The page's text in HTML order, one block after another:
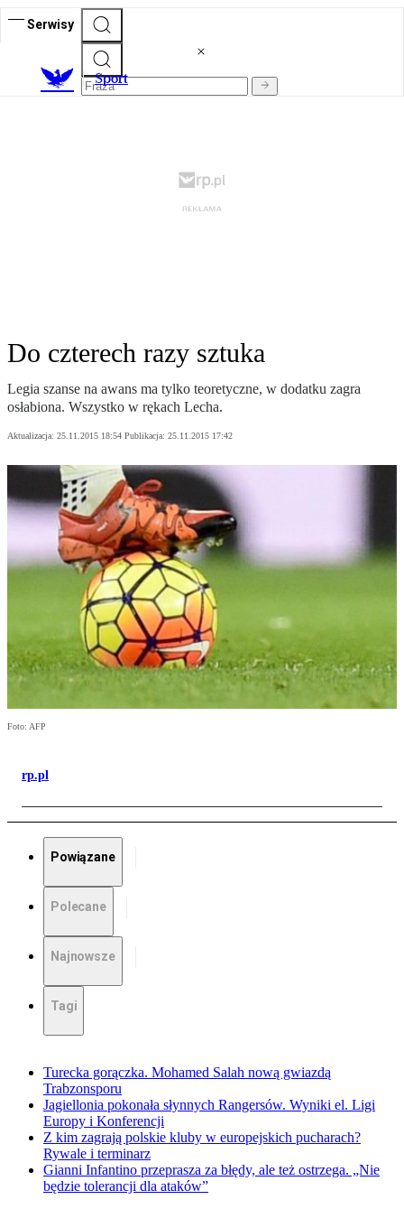
Serwisy
Sport
Do czterech razy sztuka
Legia szanse na awans ma tylko teoretyczne, w dodatku zagra
osłabiona. Wszystko w rękach Lecha.
Aktualizacja: 25.11.2015 18:54 Publikacja: 25.11.2015 17:42
Foto: AFP
rp.pl
Powiązane
Polecane
Najnowsze
Tagi
Turecka gorączka. Mohamed Salah nową gwiazdą
Trabzonsporu
Jagiellonia pokonała słynnych Rangersów. Wyniki el. Ligi
Europy i Konferencji
Z kim zagrają polskie kluby w europejskich pucharach?
Rywale i terminarz
Gianni Infantino przeprasza za błędy, ale też ostrzega. „Nie
będzie tolerancji dla ataków”